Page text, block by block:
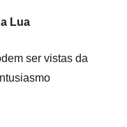
Lua
ser vistas da